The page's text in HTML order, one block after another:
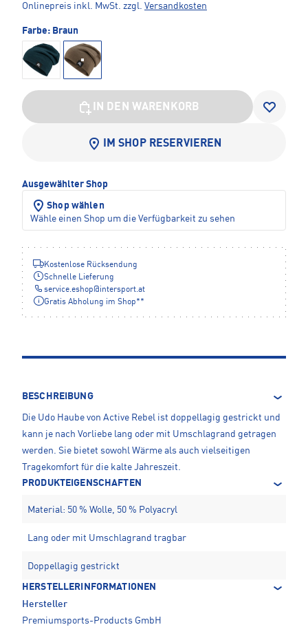
Onlinepreis inkl. MwSt. zzgl. Versandkosten
Farbe: Braun
IN DEN WARENKORB
IM SHOP RESERVIEREN
Ausgewählter Shop
Shop wählen
Wähle einen Shop um die Verfügbarkeit zu sehen
Kostenlose Rücksendung
Schnelle Lieferung
service.eshop@ intersport.at
Gratis Abholung im Shop**
BESCHREIBUNG
Die Udo Haube von Active Rebel ist doppellagig gestrickt und
kann je nach Vorliebe lang oder mit Umschlagrand getragen
werden. Sie bietet sowohl Wärme als auch vielseitigen
Tragekomfort für die kalte Jahreszeit.
PRODUKTEIGENSCHAFTEN
Material: 50 % Wolle, 50 % Polyacryl
Lang oder mit Umschlagrand tragbar
Doppellagig gestrickt
HERSTELLERINFORMATIONEN
Hersteller
Premiumsports-Products GmbH